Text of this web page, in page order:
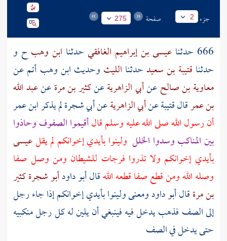
جزء 2 صفحة 275
666 حدثنا عيسى بن إبراهيم الغافقي حدثنا ابن وهب ح و
حدثنا قتيبة بن سعيدحدثنا الليث وحديث ابن وهب أتم عن
معاوية بن صالحعنأبي الزاهريةعنكثير بن مرةعنعبد الله
بن عمرقالقتيبةعنأبي الزاهريةعنأبي شجرةلم يذكرابن عمر
أن رسول الله صلى الله عليه وسلم قالأقيموا الصفوف وحاذوا
بين المناكب وسدوا الخلل ولينوا بأيدي إخوانكم لم يقلعيسى
بأيدي إخوانكم ولا تذروا فرجات للشيطان ومن وصل صفا
وصله الله ومن قطع صفا قطعه اللهقال أبو داودأبو شجرة كثير
بن مرةقال أبو داود ومعنى ولينوا بأيدي إخوانكم إذا جاء رجل
إلى الصف فذهب يدخل فيه فينبغي أن يلين له كل رجل منكبيه
حتى يدخل في الصف